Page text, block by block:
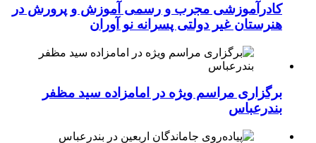
کادرآموزشی مجرب و رسمی آموزش و پرورش در
هنرستان غیر دولتی پسرانه نو آوران
برگزاری مراسم ویژه در امامزاده سید مظفر
بندرعباس